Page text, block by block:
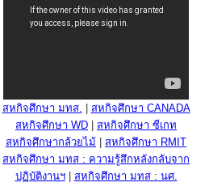
สหกิจศึกษา มทส.
สหกิจศึกษา CANADA
สหกิจศึกษา WD
สหกิจศึกษา ซีเกท
สหกิจศึกษากล้วยไม้
สหกิจศึกษา RMIT
สหกิจศึกษา มทส : ความรู้สึกหลังกลับจาก
ปฏิบัติงานฯ| สหกิจศึกษา มทส : นศ.